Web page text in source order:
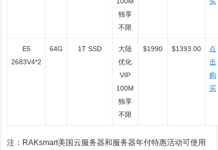
独享
不限
E5
2683V4*2
64G 1T SSD
大陆
优化
VIP
100M
独享
不限
$1990 $1393.00
点
击
购
买
注：RAKsmart美国云服务器和服务器年付特惠活动可使用